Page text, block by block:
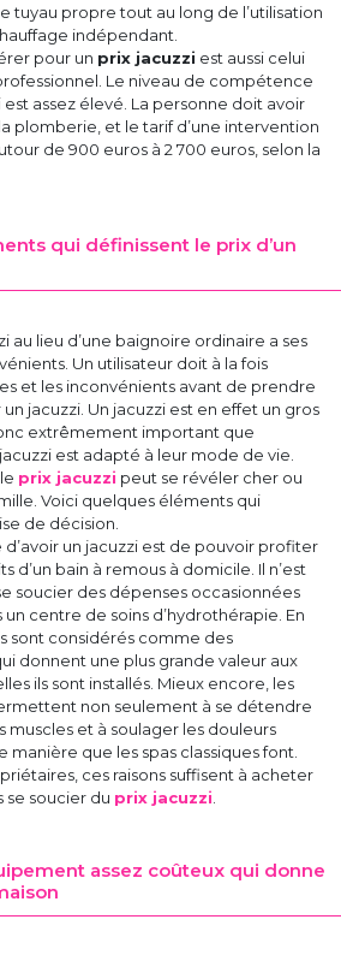
tuyau propre tout au long de l’utilisation
indépendant.
pour un prix jacuzzi est aussi celui
Le niveau de compétence
assez élevé. La personne doit avoir
plomberie, et le tarif d’une intervention
de 900 euros à 2 700 euros, selon la
qui définissent le prix d’un
au lieu d’une baignoire ordinaire a ses
Un utilisateur doit à la fois
et les inconvénients avant de prendre
jacuzzi. Un jacuzzi est en effet un gros
extrêmement important que
est adapté à leur mode de vie.
prix jacuzzi peut se révéler cher ou
Voici quelques éléments qui
de décision.
d’avoir un jacuzzi est de pouvoir profiter
d’un bain à remous à domicile. Il n’est
soucier des dépenses occasionnées
centre de soins d’hydrothérapie. En
sont considérés comme des
donnent une plus grande valeur aux
ils sont installés. Mieux encore, les
non seulement à se détendre
muscles et à soulager les douleurs
manière que les spas classiques font.
ces raisons suffisent à acheter
se soucier du prix jacuzzi
assez coûteux qui donne